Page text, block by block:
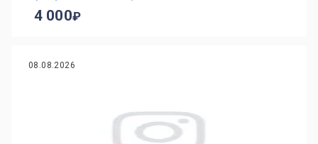
4 000
08.08.2026